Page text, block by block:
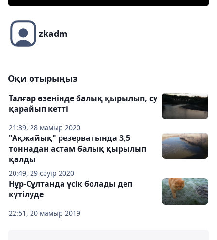
zkadm
Оқи отырыңыз
21:39, 28 мамыр 2020
Талғар өзенінде балық қырылып, су
қарайып кетті
20:49, 29 сәуір 2020
"Ақжайық" резерватында 3,5
тоннадан астам балық қырылып
қалды
22:51, 20 мамыр 2019
Нұр-Сұлтанда үсік болады деп
күтілуде